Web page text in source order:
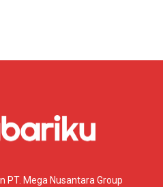
PT. Mega Nusantara Group